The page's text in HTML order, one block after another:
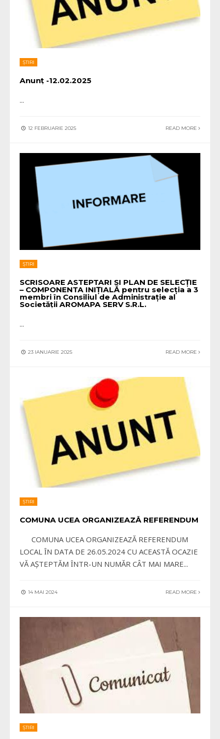
ȘTIRI
Anunț -12.02.2025
...
12 FEBRUARIE 2025 READ MORE
ȘTIRI
SCRISOARE ASTEPTARI SI PLAN DE SELECȚIE
– COMPONENTA INIȚIALĂ pentru selecția a 3
membri în Consiliul de Administrație al
Societății AROMAPA SERV S.R.L.
...
23 IANUARIE 2025 READ MORE
ȘTIRI
COMUNA UCEA ORGANIZEAZĂ REFERENDUM
COMUNA UCEA ORGANIZEAZĂ REFERENDUM
LOCAL ȊN DATA DE 26.05.2024 CU ACEASTĂ OCAZIE
VĂ AŞTEPTĂM ȊNTR-UN NUMĂR CÂT MAI MARE...
14 MAI 2024 READ MORE
ȘTIRI